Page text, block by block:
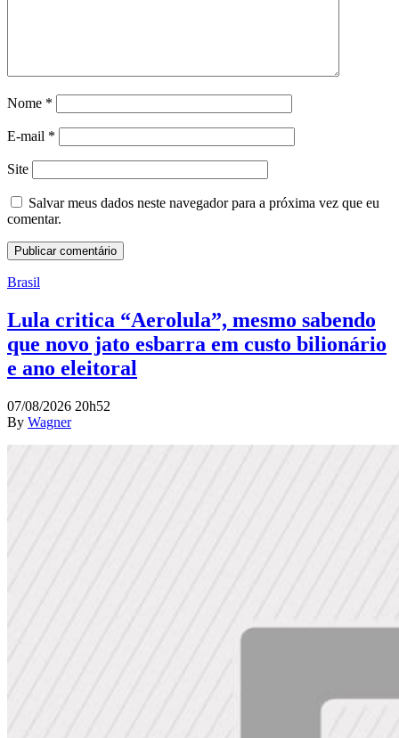
Nome *
E-mail *
Site
Salvar meus dados neste navegador para a próxima vez que eu
comentar.
Brasil
Lula critica “Aerolula”, mesmo sabendo
que novo jato esbarra em custo bilionário
e ano eleitoral
07/08/2026 20h52
By Wagner